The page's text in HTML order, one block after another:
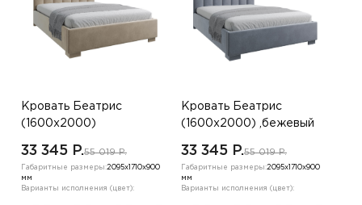
Кровать Беатрис
(1600х2000)
33 345 P.55 019 P.
Габаритные размеры:2095х1710х900
мм
Варианты исполнения (цвет):
Кровать Беатрис
(1600х2000) ,бежевый
33 345 P.55 019 P.
Габаритные размеры:2095х1710х900
мм
Варианты исполнения (цвет):